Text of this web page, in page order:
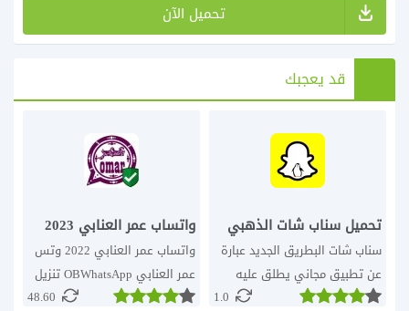
تحميل الآن
قد يعجبك
تحميل سناب شات الذهبي
v1.0 سناب بلس البطريق
SnapChat Plus
سناب شات البطريق الجديد عبارة
عن تطبيق مجاني يطلق عليه
سناب بلس snapchat gold فلاتر
واتساب عمر العنابي 2023
اخر اصدار whatsapp omar
تحميل واتساب عمر العنابي
واتساب عمر العنابي 2022 وتس
عمر العنابي OBWhatsApp تنزيل
واتساب العنابي عمر باذيب اخر